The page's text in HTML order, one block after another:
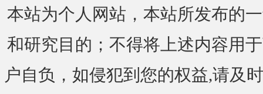
本站为个人网站，本站所发布的
和研究目的；不得将上述内容用
户自负，如侵犯到您的权益,请及